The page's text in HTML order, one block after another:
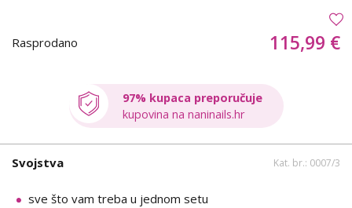
Rasprodano 115,99 €
97% kupaca preporučuje
kupovina na naninails.hr
Svojstva Kat. br.: 0007/3
sve što vam treba u jednom setu